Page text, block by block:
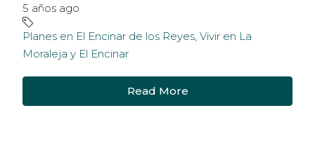
5 años ago
Planes en El Encinar de los Reyes Vivir en La
Moraleja y El Encinar
Read More